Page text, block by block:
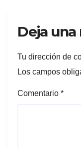
Deja
Tu dirección de
Los campos
Comentario *